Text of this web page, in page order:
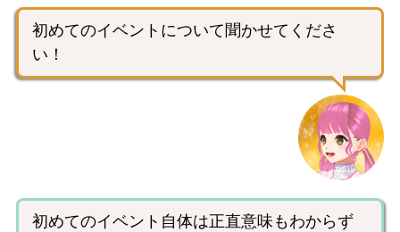
初めてのイベントについて聞かせてくださ
い！
初めてのイベント自体は正直意味もわからず